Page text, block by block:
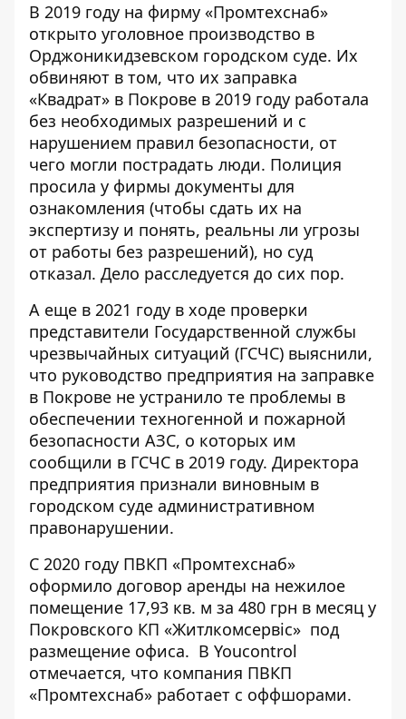
В 2019 году на фирму «Промтехснаб»
открыто уголовное производство в
Орджоникидзевском городском суде. Их
обвиняют в том, что их заправка
«Квадрат» в Покрове в 2019 году работала
без необходимых разрешений и с
нарушением правил безопасности, от
чего могли пострадать люди. Полиция
просила у фирмы документы для
ознакомления (чтобы сдать их на
экспертизу и понять, реальны ли угрозы
от работы без разрешений), но суд
отказал. Дело расследуется до сих пор.
А еще в 2021 году в ходе проверки
представители Государственной службы
чрезвычайных ситуаций (ГСЧС) выяснили,
что руководство предприятия на заправке
в Покрове не устранило те проблемы в
обеспечении техногенной и пожарной
безопасности АЗС, о которых им
сообщили в ГСЧС в 2019 году. Директора
предприятия признали виновным в
городском суде административном
правонарушении.
С 2020 году ПВКП «Промтехснаб»
оформило договор аренды на нежилое
помещение 17,93 кв. м за 480 грн в месяц у
Покровского КП «Житлкомсервіс» под
размещение офиса. В Youcontrol
отмечается, что компания ПВКП
«Промтехснаб» работает с оффшорами.